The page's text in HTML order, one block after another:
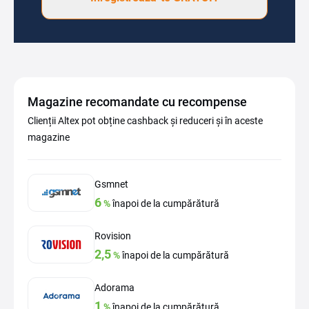
Magazine recomandate cu recompense
Clienții Altex pot obține cashback și reduceri și în aceste
magazine
Gsmnet
6%înapoi de la cumpărătură
Rovision
2,5%înapoi de la cumpărătură
Adorama
1 %înapoi de la cumpărătură